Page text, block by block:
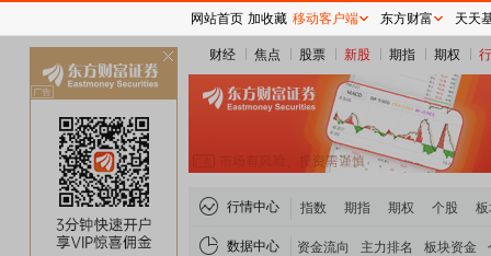
财经 焦点 股票 新股 期指 期权
行情中心 指数 期指 期权 个股
数据中心 资金流向 主力排名 板块资金
网站首页 加收藏 移动客户端 东方财富 天天
关